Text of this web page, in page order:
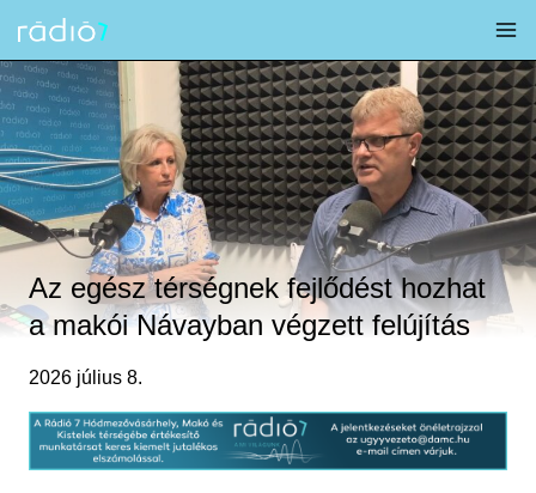
content
Az egész térségnek fejlődést hozhat
a makói Návayban végzett felújítás
2026 július 8.